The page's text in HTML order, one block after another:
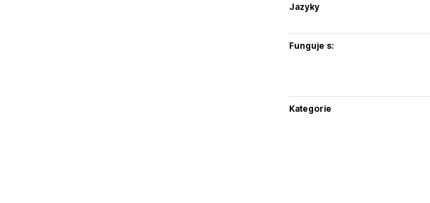
Jazyky
Funguje s:
Kategorie